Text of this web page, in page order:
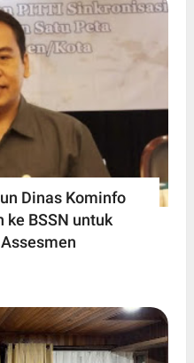
Dinas Kominfo
ke BSSN untuk